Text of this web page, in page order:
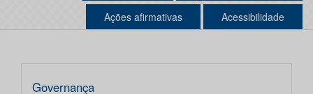
Ações afirmativas Acessibilidade
Governança